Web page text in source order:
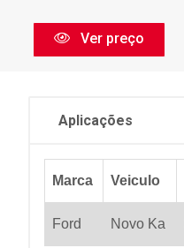
Ver preço
Aplicações
Marca Veiculo
Ford Novo Ka